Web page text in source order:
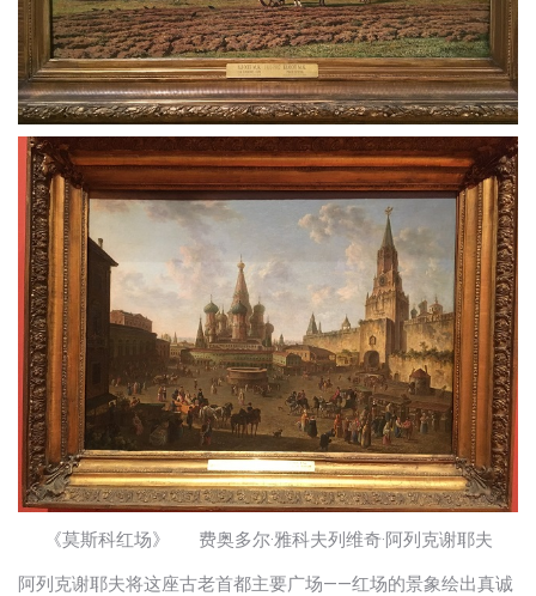
《莫斯科红场》 费奥多尔·雅科夫列维奇·阿列克谢耶夫
阿列克谢耶夫将这座古老首都主要广场——红场的景象绘出真诚